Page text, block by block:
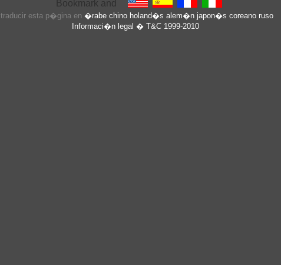
traducir esta p�gina en �rabe chino holand�s alem�n japon�s coreano ruso
Informaci�n legal � T&C 1999-2010